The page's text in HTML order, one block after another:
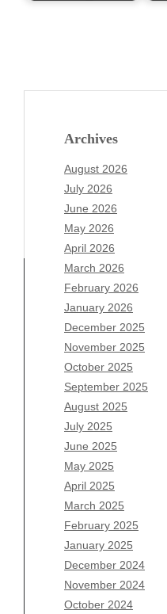
Archives
August 2026
July 2026
June 2026
May 2026
April 2026
March 2026
February 2026
January 2026
December 2025
November 2025
October 2025
September 2025
August 2025
July 2025
June 2025
May 2025
April 2025
March 2025
February 2025
January 2025
December 2024
November 2024
October 2024
Archives
August 2026
July 2026
June 2026
May 2026
April 2026
March 2026
February 2026
January 2026
December 2025
November 2025
October 2025
September 2025
August 2025